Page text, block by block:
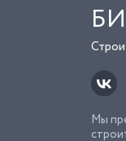
Мы